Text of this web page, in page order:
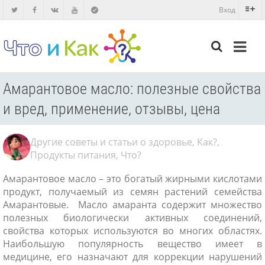
Вход
Амарантовое масло: полезные свойства
и вред, применение, отзывы, цена
Другие советы и статьи о здоровье, Как?,
Продукты питания, Что?
Амарантовое масло – это богатый жирными кислотами
продукт, получаемый из семян растений семейства
Амарантовые. Масло амаранта содержит множество
полезных биологически активных соединений,
свойства которых используются во многих областях.
Наибольшую популярность вещество имеет в
медицине, его назначают для коррекции нарушений